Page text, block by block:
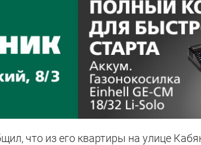
что из его квартиры на улице